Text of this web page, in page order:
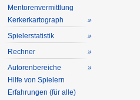
Mentorenvermittlung
Kerkerkartograph
»
Spielerstatistik
»
Rechner
»
Autorenbereiche
»
Hilfe von Spielern
Erfahrungen (für alle)